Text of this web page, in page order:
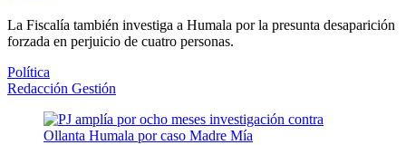
La Fiscalía también investiga a Humala por la presunta desaparición
forzada en perjuicio de cuatro personas.
Política
Redacción Gestión